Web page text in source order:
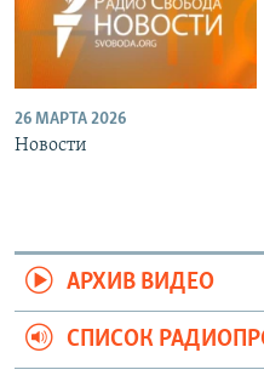
26 МАРТА 2026
Новости
АРХИВ ВИДЕО
СПИСОК